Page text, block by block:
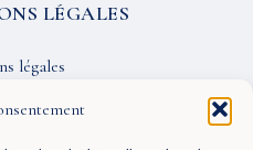
LÉGALES
légales